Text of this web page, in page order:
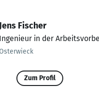
Jens Fischer
Ingenieur in der
Zum Profil